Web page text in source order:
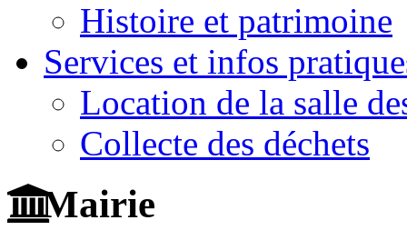
Histoire et patrimoine
Services et infos
Location de la salle
Collecte des déchets
Mairie